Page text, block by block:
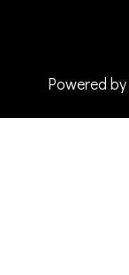
Powered by